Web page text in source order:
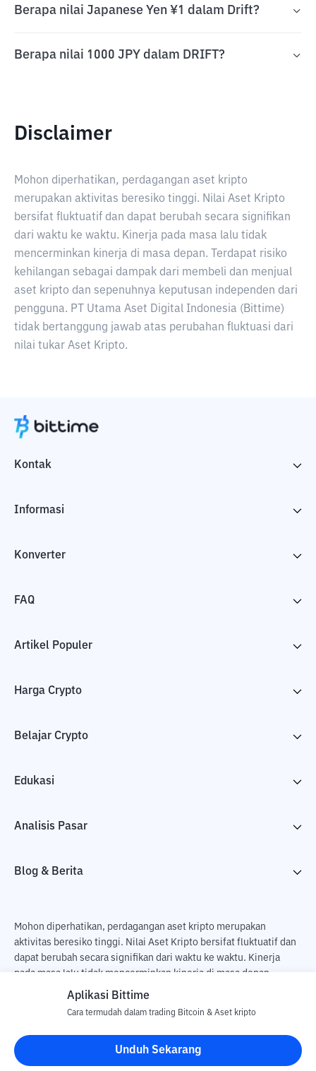
Berapa nilai Japanese Yen ¥1 dalam Drift?
Berapa nilai 1000 JPY dalam DRIFT?
Disclaimer
Mohon diperhatikan, perdagangan aset kripto
merupakan aktivitas beresiko tinggi. Nilai Aset Kripto
bersifat fluktuatif dan dapat berubah secara signifikan
dari waktu ke waktu. Kinerja pada masa lalu tidak
mencerminkan kinerja di masa depan. Terdapat risiko
kehilangan sebagai dampak dari membeli dan menjual
aset kripto dan sepenuhnya keputusan independen dari
pengguna. PT Utama Aset Digital Indonesia (Bittime)
tidak bertanggung jawab atas perubahan fluktuasi dari
nilai tukar Aset Kripto.
Kontak
Informasi
Konverter
FAQ
Artikel Populer
Harga Crypto
Belajar Crypto
Edukasi
Analisis Pasar
Blog & Berita
Mohon diperhatikan, perdagangan aset kripto merupakan
aktivitas beresiko tinggi. Nilai Aset Kripto bersifat fluktuatif dan
dapat berubah secara signifikan dari waktu ke waktu. Kinerja
pada masa lalu tidak mencerminkan kinerja di masa depan.
Terdapat risiko kehilangan sebagai dampak dari membeli dan
pengguna. PT Utama Aset Digital Indonesia (Bittime) tidak
bertanggung jawab atas perubahan fluktuasi dari nilai tukar Aset
Kripto.
Aplikasi Bittime
Cara termudah dalam trading Bitcoin & Aset kripto
Unduh Sekarang